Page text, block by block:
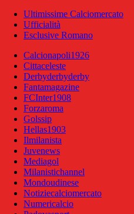
Ultimissime Calciomercato
Ufficialità
Esclusive Romano
Calcionapoli1926
Cittaceleste
Derbyderbyderby
Fantamagazine
FCInter1908
Forzaroma
Golssip
Hellas1903
Ilmilanista
Juvenews
Mediagol
Milanistichannel
Mondoudinese
Notiziecalciomercato
Numericalcio